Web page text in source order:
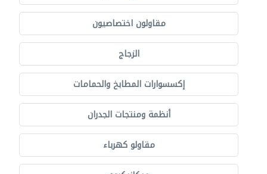
مقاولون اختصاصيون
الزجاج
إكسسوارات المطابخ والحمامات
أنظمة ومنتجات الجدران
مقاولو كهرباء